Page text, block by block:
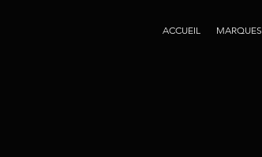
ACCUEIL MARQUES